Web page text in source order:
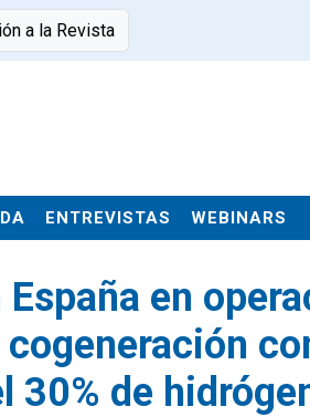
a la Revista
ENTREVISTAS WEBINARS
en
cogeneración
30% de